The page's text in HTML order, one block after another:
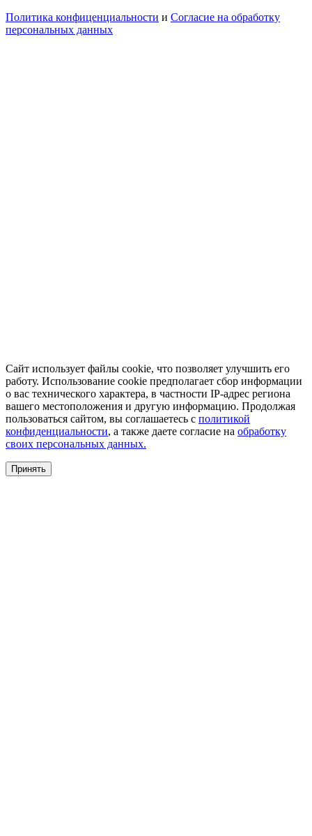
Политика конфиценциальности и Согласие на обработку
персональных данных
Сайт использует файлы cookie, что позволяет улучшить его
работу. Использование cookie предполагает сбор информации
о вас технического характера, в частности IP-адрес региона
вашего местоположения и другую информацию. Продолжая
пользоваться сайтом, вы соглашаетесь с политикой
конфиденциальности, а также даете согласие на обработку
своих персональных данных.
Принять